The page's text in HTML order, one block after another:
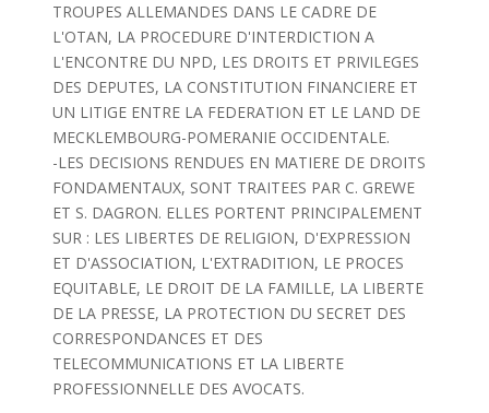
TROUPES ALLEMANDES DANS LE CADRE DE
L'OTAN, LA PROCEDURE D'INTERDICTION A
L'ENCONTRE DU NPD, LES DROITS ET PRIVILEGES
DES DEPUTES, LA CONSTITUTION FINANCIERE ET
UN LITIGE ENTRE LA FEDERATION ET LE LAND DE
MECKLEMBOURG-POMERANIE OCCIDENTALE.
-LES DECISIONS RENDUES EN MATIERE DE DROITS
FONDAMENTAUX, SONT TRAITEES PAR C. GREWE
ET S. DAGRON. ELLES PORTENT PRINCIPALEMENT
SUR : LES LIBERTES DE RELIGION, D'EXPRESSION
ET D'ASSOCIATION, L'EXTRADITION, LE PROCES
EQUITABLE, LE DROIT DE LA FAMILLE, LA LIBERTE
DE LA PRESSE, LA PROTECTION DU SECRET DES
CORRESPONDANCES ET DES
TELECOMMUNICATIONS ET LA LIBERTE
PROFESSIONNELLE DES AVOCATS.